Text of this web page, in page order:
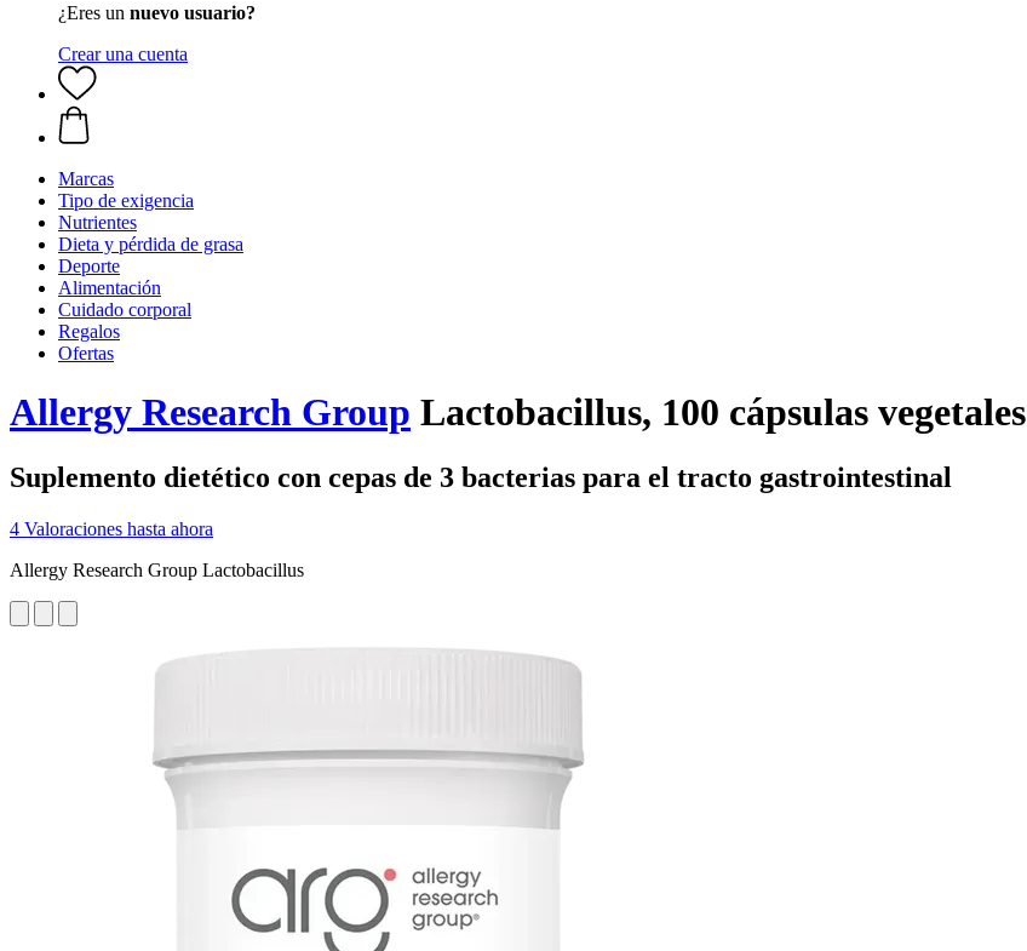
¿Eres un nuevo usuario?
Crear una cuenta
Marcas
Tipo de exigencia
Nutrientes
Dieta y pérdida de grasa
Deporte
Alimentación
Cuidado corporal
Regalos
Ofertas
Allergy Research Group Lactobacillus, 100 cápsulas vegetales
Suplemento dietético con cepas de 3 bacterias para el tracto gastrointestinal
4 Valoraciones hasta ahora
Allergy Research Group Lactobacillus